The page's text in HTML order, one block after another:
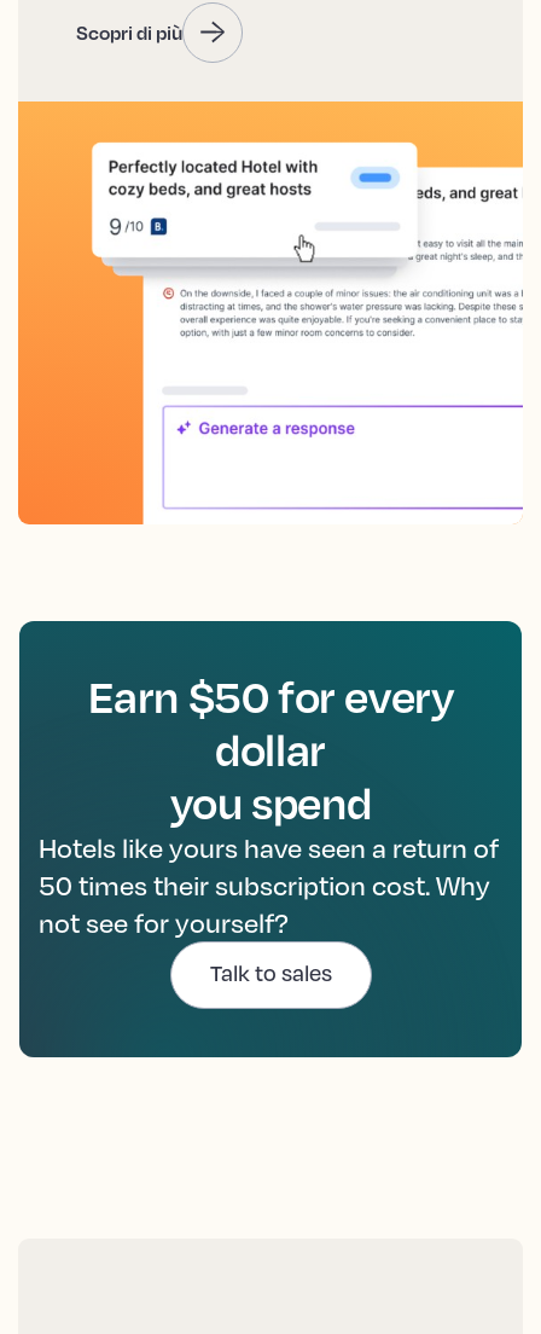
Scopri di più
Earn $50 for every
dollar
you spend
Hotels like yours have seen a return of
50 times their subscription cost. Why
not see for yourself?
Talk to sales